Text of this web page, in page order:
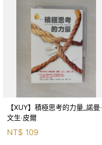
【XUY】積極思考的力量_諾曼‧
文生‧皮爾
NT$ 109